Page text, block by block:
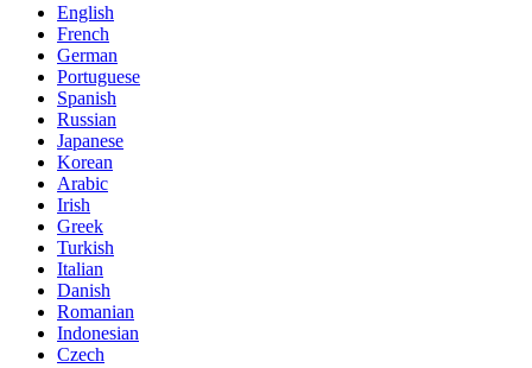
English
French
German
Portuguese
Spanish
Russian
Japanese
Korean
Arabic
Irish
Greek
Turkish
Italian
Danish
Romanian
Indonesian
Czech